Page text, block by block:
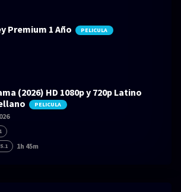
Premium 1 Año PELICULA
(2026) HD 1080p y 720p Latino
PELICULA
1h 45m